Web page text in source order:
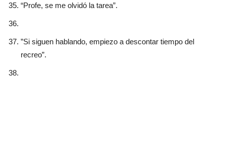
“Profe, se me olvidó la tarea”.
”Si siguen hablando, empiezo a descontar tiempo del
recreo”.